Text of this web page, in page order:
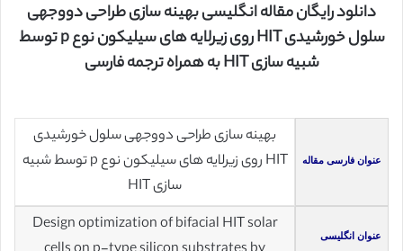
دانلود رایگان مقاله انگلیسی بهینه سازی طراحی دووجهی
سلول خورشیدی HIT روی زیرلایه های سیلیکون نوع p توسط
شبیه سازی HIT به همراه ترجمه فارسی
عنوان فارسی مقاله
بهینه سازی طراحی دووجهی سلول خورشیدی
HIT روی زیرلایه های سیلیکون نوع p توسط شبیه
سازی HIT
عنوان انگلیسی
Design optimization of bifacial HIT solar